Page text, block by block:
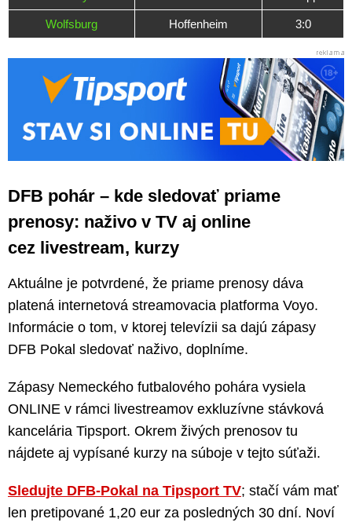
Wolfsburg Hoffenheim 3:0
DFB pohár – kde sledovať priame
prenosy: naživo v TV aj online
cez livestream, kurzy
Aktuálne je potvrdené, že priame prenosy dáva
platená internetová streamovacia platforma Voyo.
Informácie o tom, v ktorej televízii sa dajú zápasy
DFB Pokal sledovať naživo, doplníme.
Zápasy Nemeckého futbalového pohára vysiela
ONLINE v rámci livestreamov exkluzívne stávková
kancelária Tipsport. Okrem živých prenosov tu
nájdete aj vypísané kurzy na súboje v tejto súťaži.
Sledujte DFB-Pokal na Tipsport TV; stačí vám mať
len pretipované 1,20 eur za posledných 30 dní. Noví